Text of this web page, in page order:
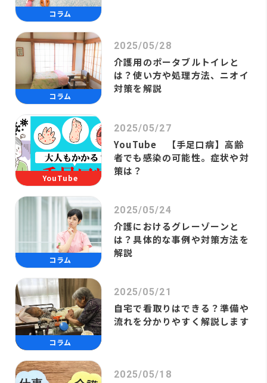
コラム
コラム
2025/05/28
介護用のポータブルトイレと
は？使い方や処理方法、ニオイ
対策を解説
YouTube
2025/05/27
YouTube 【手足口病】高齢
者でも感染の可能性。症状や対
策は？
コラム
2025/05/24
介護におけるグレーゾーンと
は？具体的な事例や対策方法を
解説
コラム
2025/05/21
自宅で看取りはできる？準備や
流れを分かりやすく解説します
2025/05/18